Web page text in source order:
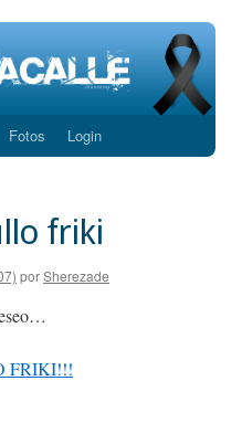
Fotos Login
friki
porSherezade
FRIKI!!!